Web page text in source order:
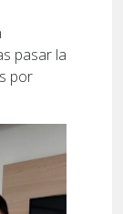
pasar la
por